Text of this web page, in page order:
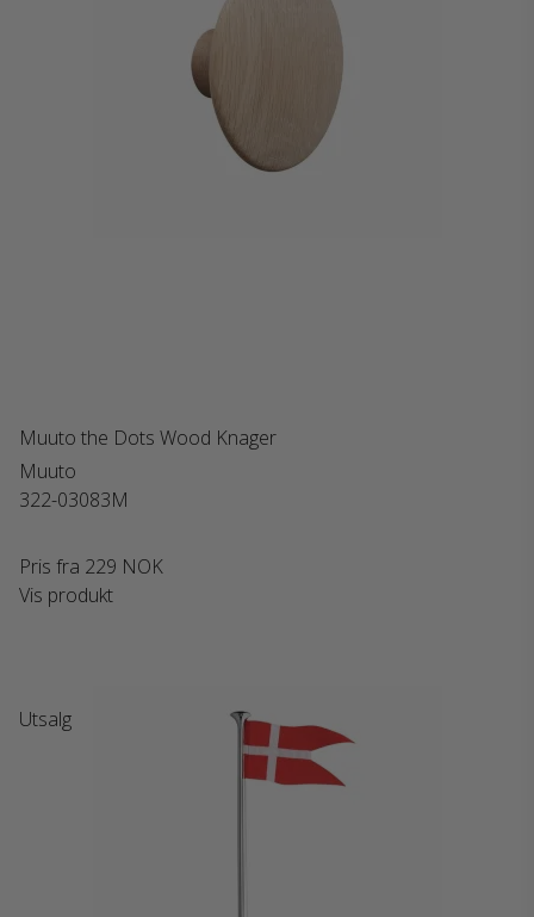
Muuto the Dots Wood Knager
Muuto
322-03083M
Pris fra 229 NOK
Vis produkt
Utsalg